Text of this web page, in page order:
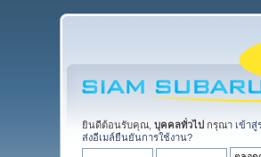
ยินดีต้อนรับคุณ,บุคคลทั่วไป กรุณา เข้าสู่
ส่งอีเมล์ยืนยันการใช้งาน?